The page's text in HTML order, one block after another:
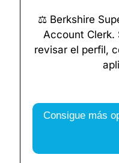
⚖️ Berkshire
Account Clerk.
revisar el perfil,
Consigue más